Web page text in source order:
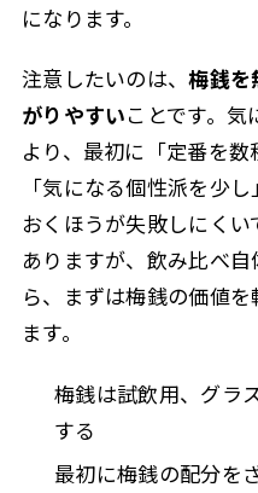
になります。
注意したいのは、梅銭を
がりやすいことです。
より、最初に「定番を数
「気になる個性派を少
おくほうが失敗しにく
ありますが、飲み比べ
ら、まずは梅銭の価値
ます。
梅銭は試飲用、グラ
する
最初に梅銭の配分を